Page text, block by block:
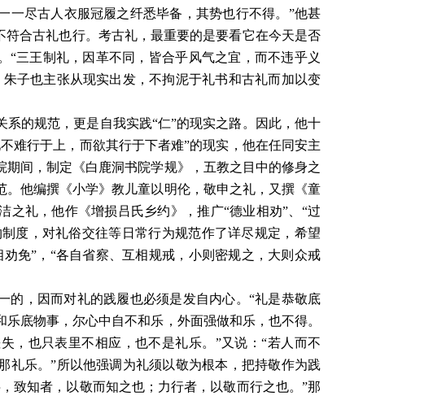
一尽古人衣服冠履之纤悉毕备，其势也行不得。”他甚
合古礼也行。考古礼，最重要的是要看它在今天是否
“三王制礼，因革不同，皆合乎风气之宜，而不违乎义
子也主张从现实出发，不拘泥于礼书和古礼而加以变
系的规范，更是自我实践“仁”的现实之路。因此，他十
难行于上，而欲其行于下者难”的现实，他在任同安主
间，制定《白鹿洞书院学规》，五教之目中的修身之
他编撰《小学》教儿童以明伦，敬申之礼，又撰《童
礼，他作《增损吕氏乡约》，推广“德业相劝”、“过
度，对礼俗交往等日常行为规范作了详尽规定，希望
免”，“各自省察、互相规戒，小则密规之，大则众戒
的，因而对礼的践履也必须是发自内心。“礼是恭敬底
底物事，尔心中自不和乐，外面强做和乐，也不得。
，也只表里不相应，也不是礼乐。”又说：“若人而不
礼乐。”所以他强调为礼须以敬为根本，把持敬作为践
致知者，以敬而知之也；力行者，以敬而行之也。”那